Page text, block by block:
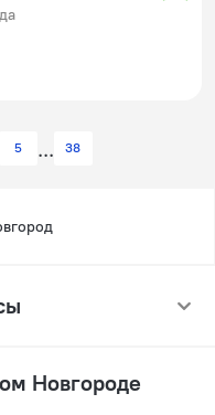
5 38
Новгороде